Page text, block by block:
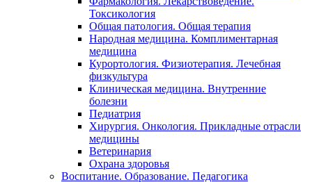
Токсикология
Общая патология. Общая терапия
Народная медицина. Комплиментарная
медицина
Курортология. Физиотерапия. Лечебная
физкультура
Клиническая медицина. Внутренние
болезни
Педиатрия
Хирургия. Онкология. Прикладные отрасли
медицины
Ветеринария
Охрана здоровья
Воспитание. Образование. Педагогика